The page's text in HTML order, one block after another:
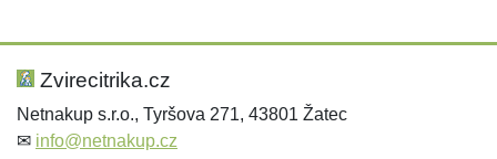
Hodnocení:
Jméno:
Zvirecitrika.cz
Netnakup s.r.o., Tyršova 271, 43801 Žatec
✉ info@netnakup.cz